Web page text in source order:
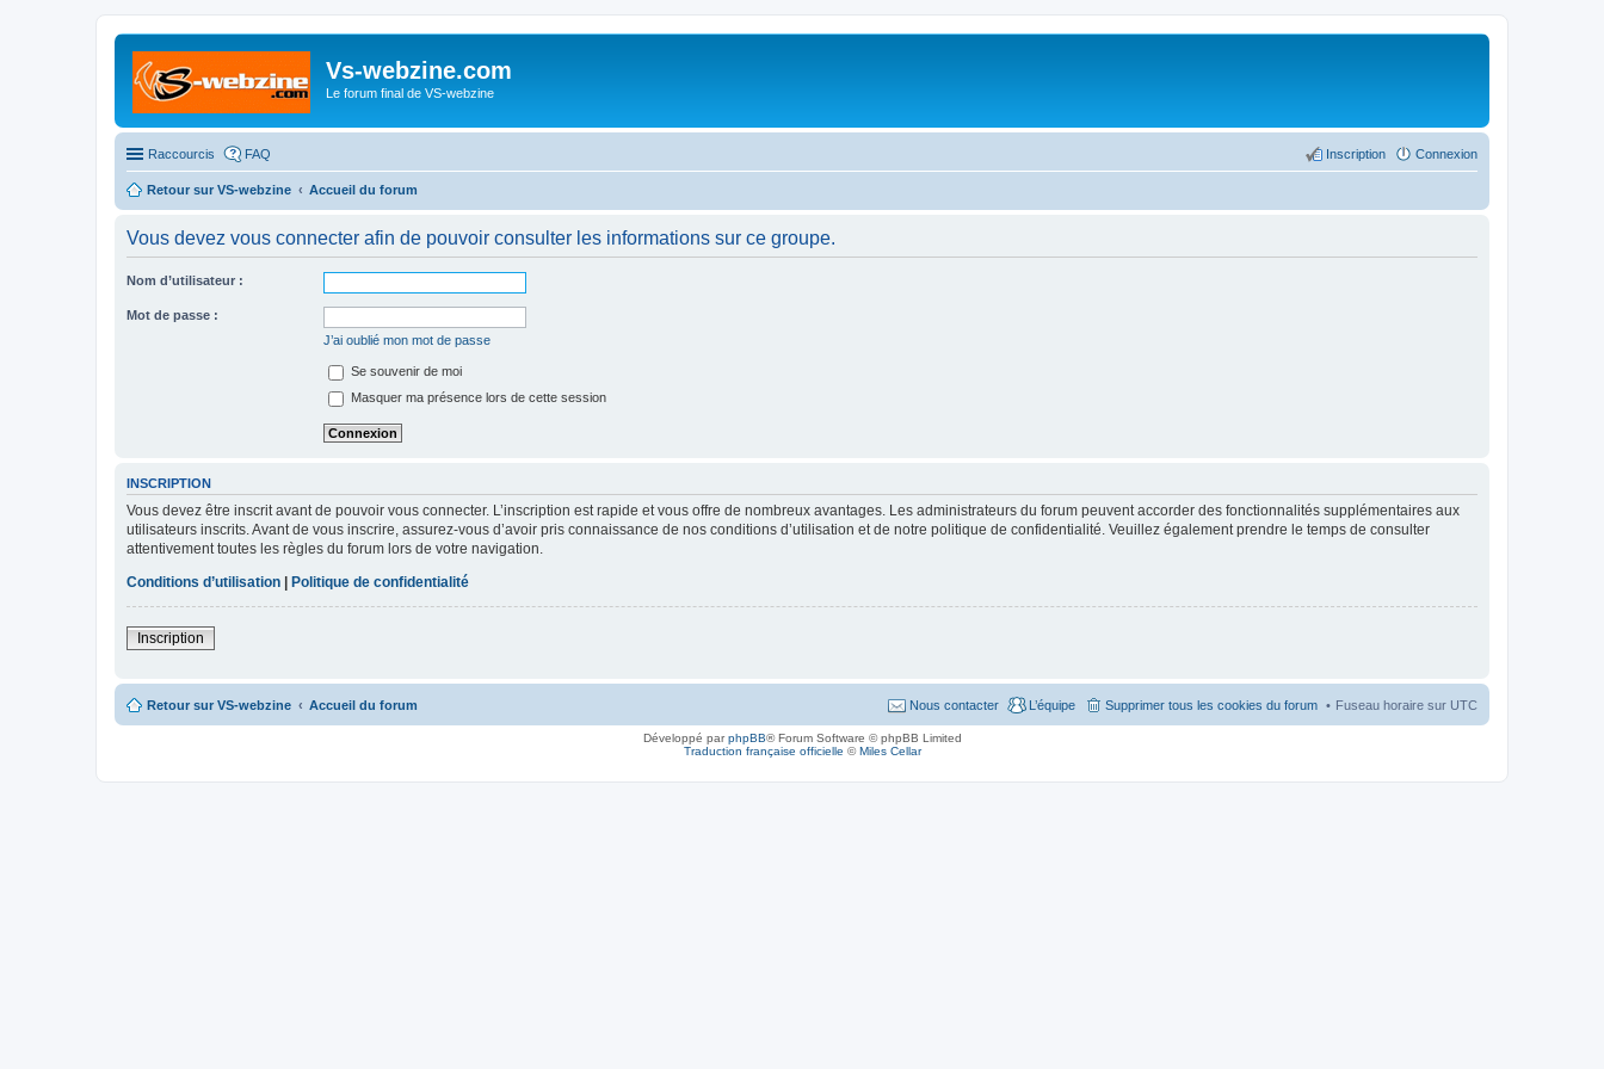
Vs-webzine.com
Le forum final de VS-webzine
Raccourcis FAQ Connexion
Inscription
Retour sur VS-webzine Accueil du forum
Vous devez vous connecter afin de pouvoir consulter les informations sur ce groupe.
Nom d’utilisateur :
Mot de passe :
J’ai oublié mon mot de passe
Se souvenir de moi
Masquer ma présence lors de cette session
INSCRIPTION
Vous devez être inscrit avant de pouvoir vous connecter. L’inscription est rapide et vous offre de nombreux avantages. Les administrateurs du forum peuvent accorder des fonctionnalités supplémentaires aux
utilisateurs inscrits. Avant de vous inscrire, assurez-vous d’avoir pris connaissance de nos conditions d’utilisation et de notre politique de confidentialité. Veuillez également prendre le temps de consulter
attentivement toutes les règles du forum lors de votre navigation.
Conditions d’utilisation
Politique de confidentialité
Inscription
Retour sur VS-webzine Accueil du forum Fuseau horaire sur UTC
Supprimer tous les cookies du forum
L’équipe
Nous contacter
Développé parphpBB® Forum Software © phpBB Limited
Traduction française officielle ©Miles Cellar